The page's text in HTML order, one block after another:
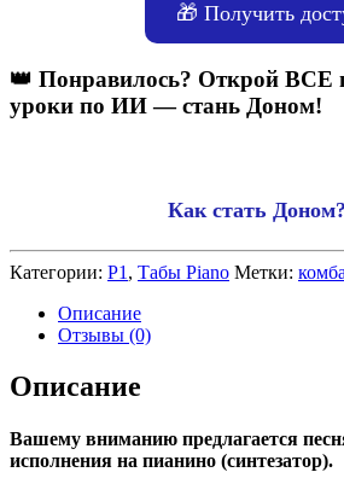
🎁 Получить
👑 Понравилось? Открой ВСЕ
уроки по ИИ — стань Доном!
Как стать
Категории: P1 , Табы Piano Метки:
Описание
Отзывы (0)
Описание
Вашему вниманию предлагается
исполнения на пианино (синтезатор).